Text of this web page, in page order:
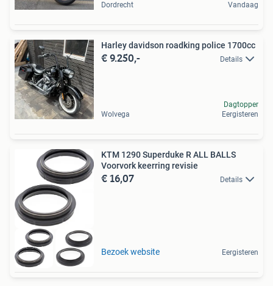
Dordrecht
Vandaag
Harley davidson roadking police 1700cc
€ 9.250,- Details
Wolvega
Dagtopper
Eergisteren
KTM 1290 Superduke R ALL BALLS
Voorvork keerring revisie
€ 16,07 Details
Bezoek website Eergisteren